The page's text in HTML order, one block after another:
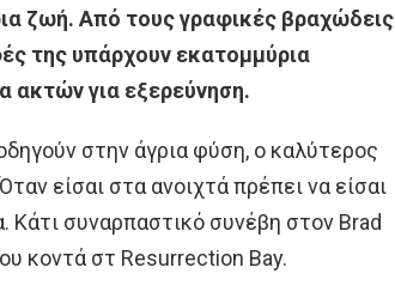
ζωή. Από τους γραφικές βραχώδεις
της υπάρχουν εκατομμύρια
ακτών για εξερεύνηση.
στην άγρια φύση, ο καλύτερος
είσαι στα ανοιχτά πρέπει να είσαι
Κάτι συναρπαστικό συνέβη στον Brad
κοντά στ Resurrection Bay.